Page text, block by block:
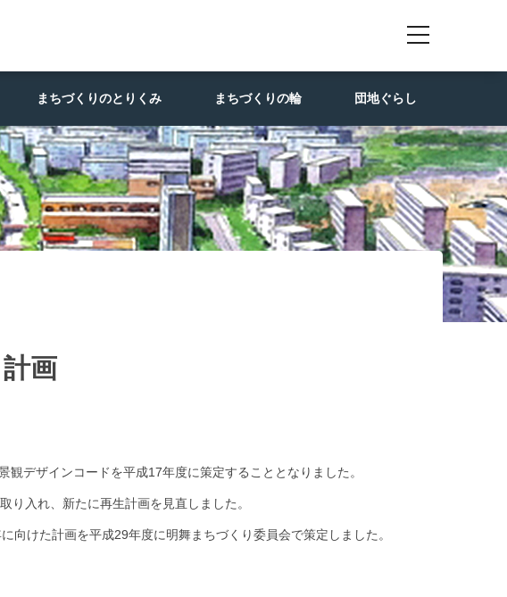
まちづくりのとりくみ まちづくりの輪 団地ぐらし
画
デザインコードを平成17年度に策定することとなりました。
入れ、新たに再生計画を見直しました。
けた計画を平成29年度に明舞まちづくり委員会で策定しました。